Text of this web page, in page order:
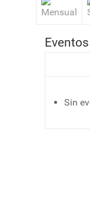
Sin